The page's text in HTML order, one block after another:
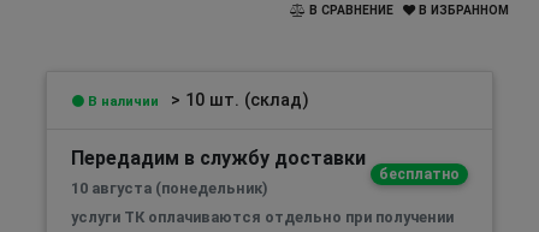
В СРАВНЕНИЕ В ИЗБРАННОМ
В наличии > 10 шт. (склад)
Передадим в службу доставки
бесплатно
10 августа (понедельник)
услуги ТК оплачиваются отдельно при получении